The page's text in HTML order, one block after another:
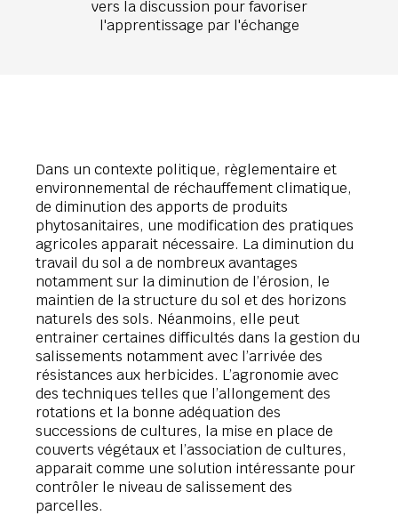
vers la discussion pour favoriser
l'apprentissage par l'échange
Dans un contexte politique, règlementaire et
environnemental de réchauffement climatique,
de diminution des apports de produits
phytosanitaires, une modification des pratiques
agricoles apparait nécessaire. La diminution du
travail du sol a de nombreux avantages
notamment sur la diminution de l’érosion, le
maintien de la structure du sol et des horizons
naturels des sols. Néanmoins, elle peut
entrainer certaines difficultés dans la gestion du
salissements notamment avec l’arrivée des
résistances aux herbicides. L’agronomie avec
des techniques telles que l’allongement des
rotations et la bonne adéquation des
successions de cultures, la mise en place de
couverts végétaux et l’association de cultures,
apparait comme une solution intéressante pour
contrôler le niveau de salissement des
parcelles.